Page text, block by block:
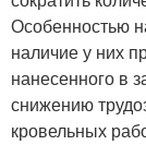
Особенностью
наличие у них
нанесенного в
снижению
кровельных